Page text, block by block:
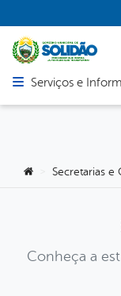
Abrir menu
Serviços e
Você está aqui:
Secretarias e
Conheça a